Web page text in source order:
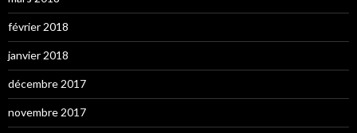
février 2018
janvier 2018
décembre 2017
novembre 2017